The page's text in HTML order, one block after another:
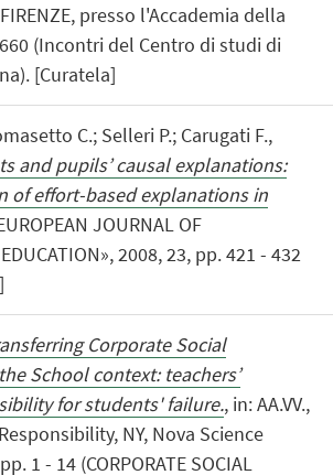
presso l'Accademia della
(Incontri del Centro di studi di
[Curatela]
C.; Selleri P.; Carugati F.,
and pupils’ causal explanations:
of effort-based explanations in
JOURNAL OF
2008, 23, pp. 421 - 432
Corporate Social
School context: teachers’
for students' failure., in: AA.VV.,
NY, Nova Science
1 - 14 (CORPORATE SOCIAL